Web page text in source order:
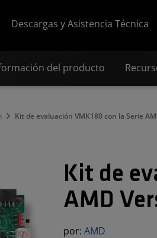
Descargas y Asistencia Técnica
del producto
Kit de evaluación VMK180 con la Serie
Kit de
AMD
por:AMD